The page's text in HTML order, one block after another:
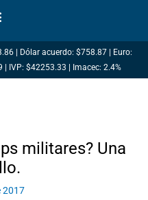
| Dólar acuerdo: $758.87 | Euro:
| IVP: $42253.33 | Imacec: 2.4%
militares? Una
2017